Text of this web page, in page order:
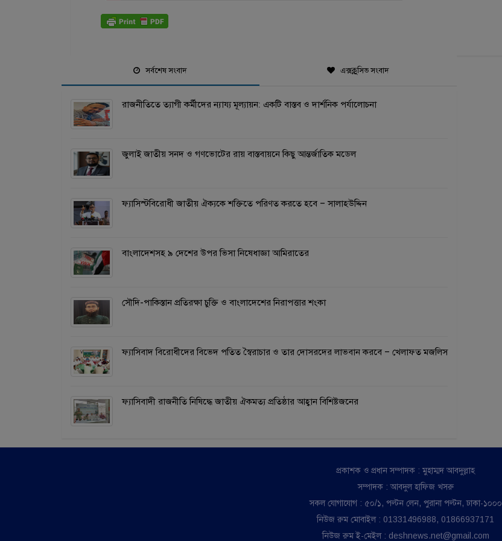
সর্বশেষ সংবাদ এক্সক্লুসিভ সংবাদ
রাজনীতিতে ত্যাগী কর্মীদের ন্যায্য মূল্যায়ন: একটি বাস্তব ও দার্শনিক পর্যালোচনা
জুলাই জাতীয় সনদ ও গণভোটের রায় বাস্তবায়নে কিছু আন্তর্জাতিক মডেল
ফ্যাসিস্টবিরোধী জাতীয় ঐক্যকে শক্তিতে পরিণত করতে হবে – সালাহউদ্দিন
বাংলাদেশসহ ৯ দেশের উপর ভিসা নিষেধাজ্ঞা আমিরাতের
সৌদি-পাকিস্তান প্রতিরক্ষা চুক্তি ও বাংলাদেশের নিরাপত্তার শংকা
ফ্যাসিবাদ বিরোধীদের বিভেদ পতিত স্বৈরাচার ও তার দোসরদের লাভবান করবে – খেলাফত মজলিস
ফ্যাসিবাদী রাজনীতি নিষিদ্ধে জাতীয় ঐকমত্য প্রতিষ্ঠার আহ্বান বিশিষ্টজনের
প্রকাশক ও প্রধান সম্পাদক : মুহাম্মদ আবদুল্লাহ
সম্পাদক : আবদুল হাফিজ খসরু
সকল যোগাযোগ : ৫০/১, পল্টন লেন, পুরানা পল্টন, ঢাকা-১০০০
নিউজ রুম মোবাইল : 01331496988, 01866937171
নিউজ রুম ই-মেইল : deshnews.net@gmail.com